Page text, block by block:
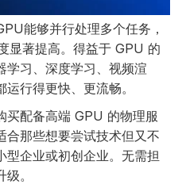
能够并行处理多个任务，
显著提高。得益于 GPU 的
学习、深度学习、视频渲
行得更快、更流畅。
买配备高端 GPU 的物理服
合那些想要尝试技术但又不
型企业或初创企业。无需担
。